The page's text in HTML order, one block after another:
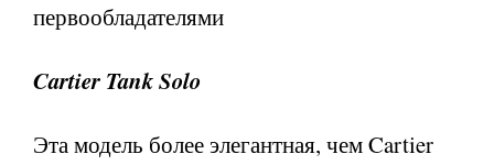
Cartier Tank Solo
Эта модель более элегантная, чем Cartier